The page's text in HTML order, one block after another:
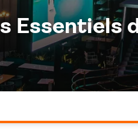
Essentiels